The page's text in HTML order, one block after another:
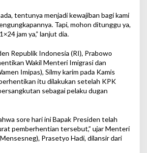
tentunya menjadi kewajiban bagi kami
Tapi, mohon ditunggu ya,
jam ya,” lanjut dia.
Republik Indonesia (RI), Prabowo
Wakil Menteri Imigrasi dan
Imipas), Silmy karim pada Kamis
itu dilakukan setelah KPK
sebagai pelaku dugan
sore hari ini Bapak Presiden telah
pemberhentian tersebut,” ujar Menteri
Prasetyo Hadi, dilansir dari